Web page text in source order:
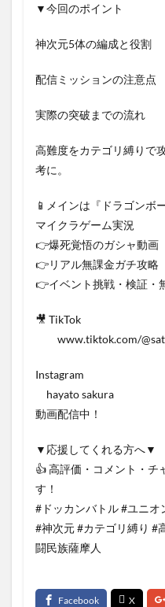
▼今回のポイント
神次元5体の編成と役割
配信ミッションの注意点
実際の突破までの流れ
高難度をカテゴリ縛りで
考に。
📱メインは『ドラゴンボ
マイクラゲーム実況
👉爆死覚悟のガシャ動画
👉リアル無課金ガチ攻略
👉イベント挑戦・検証・
🎥 TikTok
www.tiktok.com/
Instagram
hayato sakura
動画配信中！
▼応援してくれる方へ▼
👍 高評価・コメント・チ
す！
#ドッカンバトル #ユニオ
#神次元 #カテゴリ縛り #
闘民族薩摩人